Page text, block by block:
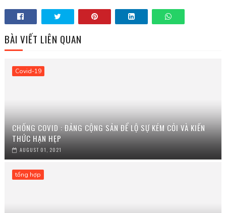
BÀI VIẾT LIÊN QUAN
Covid-19
CHỐNG COVID : ĐẢNG CỘNG SẢN ĐỂ LỘ SỰ KÉM CỎI VÀ KIẾN
THỨC HẠN HẸP
AUGUST 01, 2021
tổng hợp